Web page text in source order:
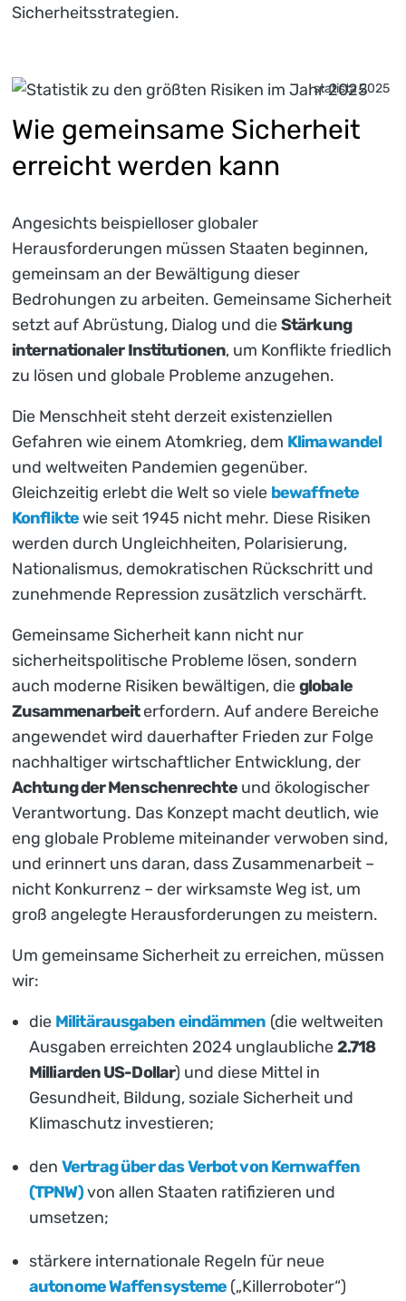
Sicherheitsstrategien.
statista 2025
Wie gemeinsame Sicherheit
erreicht werden kann
Angesichts beispielloser globaler
Herausforderungen müssen Staaten beginnen,
gemeinsam an der Bewältigung dieser
Bedrohungen zu arbeiten. Gemeinsame Sicherheit
setzt auf Abrüstung, Dialog und dieStärkung
internationaler Institutionen, um Konflikte friedlich
zu lösen und globale Probleme anzugehen.
Die Menschheit steht derzeit existenziellen
Gefahren wie einem Atomkrieg, dem Klimawandel
und weltweiten Pandemien gegenüber.
Gleichzeitig erlebt die Welt so viele bewaffnete
Konfliktewie seit 1945 nicht mehr. Diese Risiken
werden durch Ungleichheiten, Polarisierung,
Nationalismus, demokratischen Rückschritt und
zunehmende Repression zusätzlich verschärft.
Gemeinsame Sicherheit kann nicht nur
sicherheitspolitische Probleme lösen, sondern
auch moderne Risiken bewältigen, dieglobale
Zusammenarbeiterfordern. Auf andere Bereiche
angewendet wird dauerhafter Frieden zur Folge
nachhaltiger wirtschaftlicher Entwicklung, der
Achtung der Menschenrechteund ökologischer
Verantwortung. Das Konzept macht deutlich, wie
eng globale Probleme miteinander verwoben sind,
und erinnert uns daran, dass Zusammenarbeit –
nicht Konkurrenz – der wirksamste Weg ist, um
groß angelegte Herausforderungen zu meistern.
Um gemeinsame Sicherheit zu erreichen, müssen
wir:
die Militärausgaben eindämmen (die weltweiten
Ausgaben erreichten 2024 unglaubliche2.718
Milliarden US-Dollar) und diese Mittel in
Gesundheit, Bildung, soziale Sicherheit und
Klimaschutz investieren;
den Vertrag über das Verbot von Kernwaffen
(TPNW)von allen Staaten ratifizieren und
umsetzen;
stärkere internationale Regeln für neue
autonome Waffensysteme („Killerroboter“)